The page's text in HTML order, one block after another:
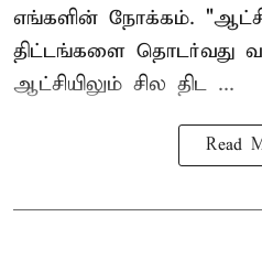
எங்களின் நோக்கம்.
திட்டங்களை தொடர்வது
ஆட்சியிலும் சில திட ...
Read